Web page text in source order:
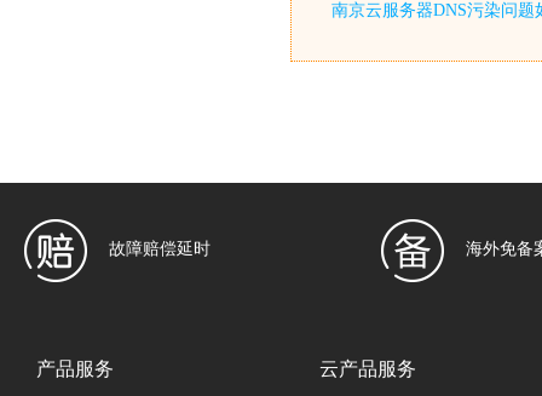
南京云服务器DNS污染问题
故障赔偿延时 海外免备
产品服务 云产品服务